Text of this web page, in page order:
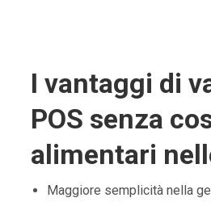
I vantaggi di
POS senza
alimentari
Maggiore semplicità nella